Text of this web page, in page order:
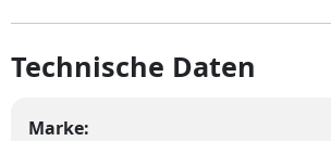
Technische Daten
Marke: